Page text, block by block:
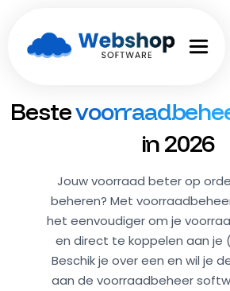
Beste
in 2026
Jouw voorraad beter op
beheren? Met
het eenvoudiger om je
en direct te koppelen aan je
Beschik je over een en wil je
aan de voorraadbeheer